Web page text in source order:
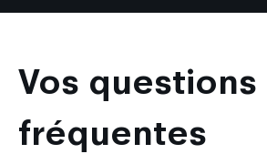
Vos questions
fréquentes